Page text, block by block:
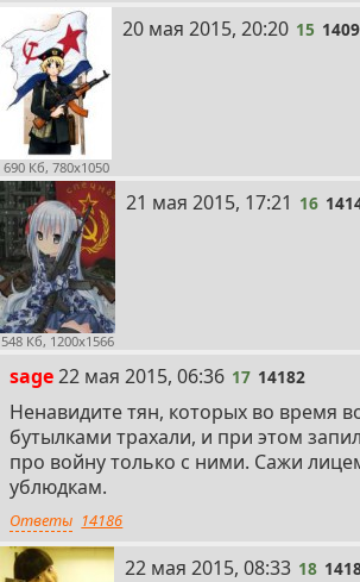
690 Кб, 780x1050
15
20 мая 2015, 20:20 15
548 Кб, 1200x1566
16
21 мая 2015, 17:21 16
sage 17
22 мая 2015, 06:36 17 14182
Ненавидите тян, которых во время
бутылками трахали, и при этом
про войну только с ними. Сажи
ублюдкам.
Ответы 14186
18
22 мая 2015, 08:33 18